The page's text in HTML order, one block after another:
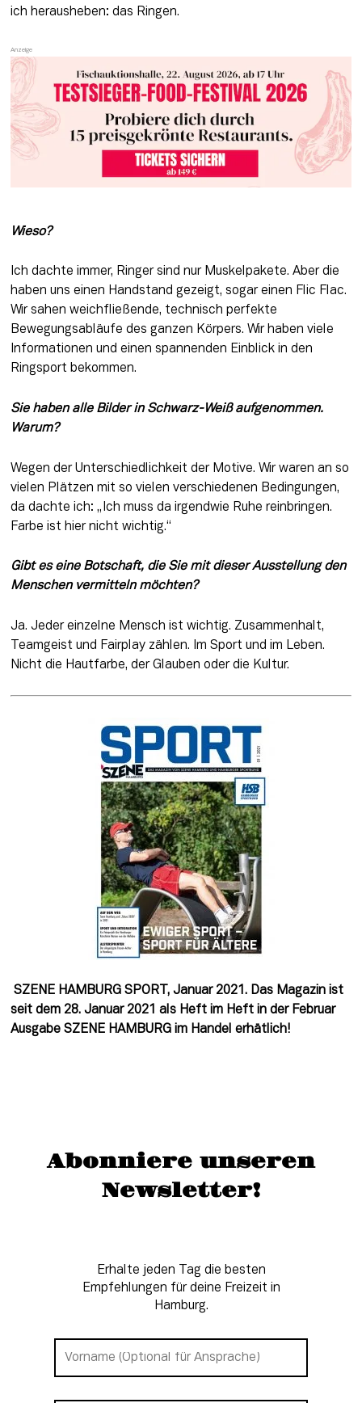
ich herausheben: das Ringen.
Wieso?
Ich dachte immer, Ringer sind nur Muskelpakete. Aber die
haben uns einen Handstand gezeigt, sogar einen Flic Flac.
Wir sahen weichfließende, technisch perfekte
Bewegungsabläufe des ganzen Körpers. Wir haben viele
Informationen und einen spannenden Einblick in den
Ringsport bekommen.
Sie haben alle Bilder in Schwarz-Weiß aufgenommen.
Warum?
Wegen der Unterschiedlichkeit der Motive. Wir waren an so
vielen Plätzen mit so vielen verschiedenen Bedingungen,
da dachte ich: „Ich muss da irgendwie Ruhe reinbringen.
Farbe ist hier nicht wichtig.“
Gibt es eine Botschaft, die Sie mit dieser Ausstellung den
Menschen vermitteln möchten?
Ja. Jeder einzelne Mensch ist wichtig. Zusammenhalt,
Teamgeist und Fairplay zählen. Im Sport und im Leben.
Nicht die Hautfarbe, der Glauben oder die Kultur.
SZENE HAMBURG SPORT, Januar 2021. Das Magazin ist
seit dem 28. Januar 2021 als Heft im Heft in der Februar
Ausgabe SZENE HAMBURG im Handel erhätlich!
Abonniere unseren
Newsletter!
Erhalte jeden Tag die besten
Empfehlungen für deine Freizeit in
Hamburg.